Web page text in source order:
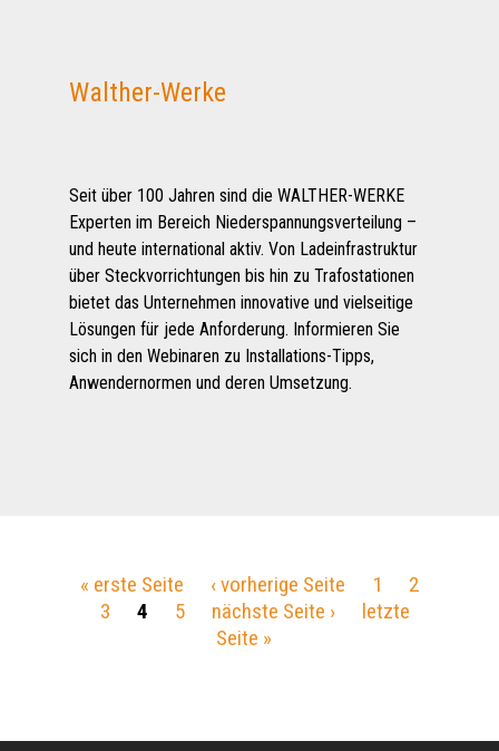
Walther-Werke
Seit über 100 Jahren sind die WALTHER-WERKE
Experten im Bereich Niederspannungsverteilung –
und heute international aktiv. Von Ladeinfrastruktur
über Steckvorrichtungen bis hin zu Trafostationen
bietet das Unternehmen innovative und vielseitige
Lösungen für jede Anforderung. Informieren Sie
sich in den Webinaren zu Installations-Tipps,
Anwendernormen und deren Umsetzung.
« erste Seite ‹ vorherige Seite 1
2
3
4 5 nächste Seite ›
letzte
Seite »